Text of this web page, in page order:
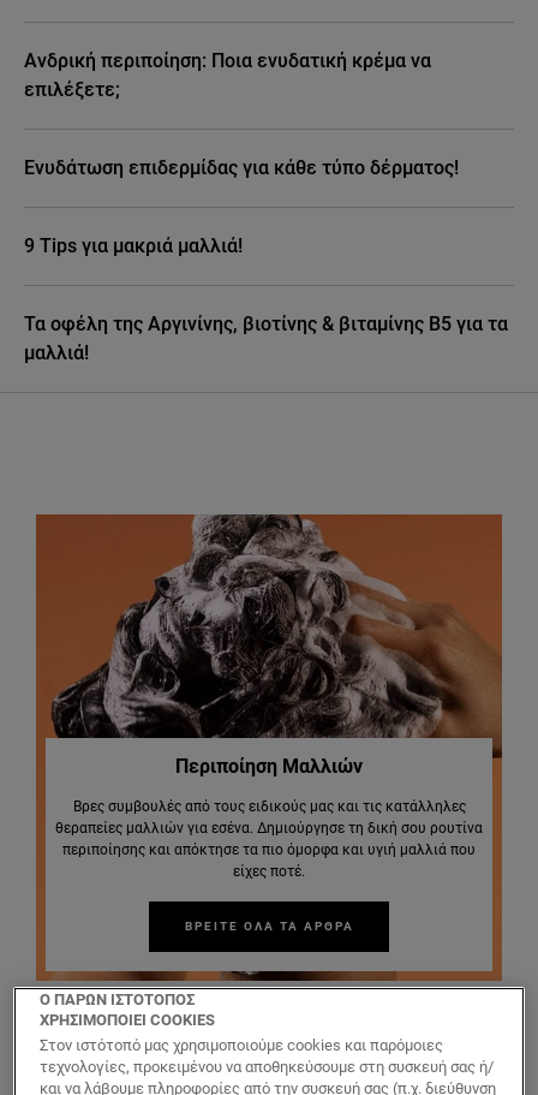
Ανδρική περιποίηση: Ποια ενυδατική κρέμα να
επιλέξετε;
Ενυδάτωση επιδερμίδας για κάθε τύπο δέρματος!
9 Tips για μακριά μαλλιά!
Τα οφέλη της Αργινίνης, βιοτίνης & βιταμίνης Β5 για τα
μαλλιά!
Περιποίηση Μαλλιών
Βρες συμβουλές από τους ειδικούς μας και τις κατάλληλες
θεραπείες μαλλιών για εσένα. Δημιούργησε τη δική σου ρουτίνα
περιποίησης και απόκτησε τα πιο όμορφα και υγιή μαλλιά που
είχες ποτέ.
ΒΡΕΙΤΕ ΟΛΑ ΤΑ ΑΡΘΡΑ
Ο ΠΑΡΩΝ ΙΣΤΟΤΟΠΟΣ
ΧΡΗΣΙΜΟΠΟΙΕΙ COOKIES
Στον ιστότοπό μας χρησιμοποιούμε cookies και παρόμοιες
τεχνολογίες, προκειμένου να αποθηκεύσουμε στη συσκευή σας ή/
και να λάβουμε πληροφορίες από την συσκευή σας (π.χ. διεύθυνση